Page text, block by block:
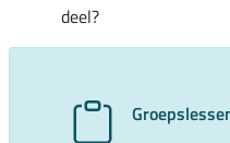
deel?